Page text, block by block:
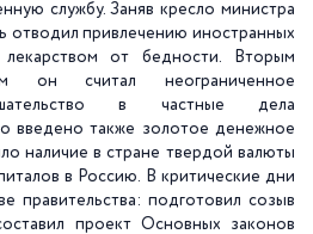
службу. Заняв кресло министра
отводил привлечению иностранных
лекарством от бедности. Вторым
он считал неограниченное
в частные дела
введено также золотое денежное
наличие в стране твердой валюты
в Россию. В критические дни
правительства: подготовил созыв
проект Основных законов